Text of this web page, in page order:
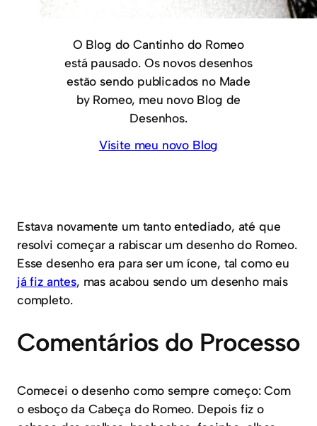
O Blog do Cantinho do Romeo
está pausado. Os novos desenhos
estão sendo publicados no Made
by Romeo, meu novo Blog de
Desenhos.
Visite meu novo Blog
Estava novamente um tanto entediado, até que
resolvi começar a rabiscar um desenho do Romeo.
Esse desenho era para ser um ícone, tal como eu
já fiz antes, mas acabou sendo um desenho mais
completo.
Comentários do Processo
Comecei o desenho como sempre começo: Com
o esboço da Cabeça do Romeo. Depois fiz o